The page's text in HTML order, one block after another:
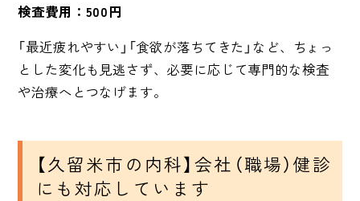
検査費用：500円
「最近疲れやすい」「食欲が落ちてきた」など、ちょっ
とした変化も見逃さず、必要に応じて専門的な検査
や治療へとつなげます。
【久留米市の内科】会社（職場）健診
にも対応しています